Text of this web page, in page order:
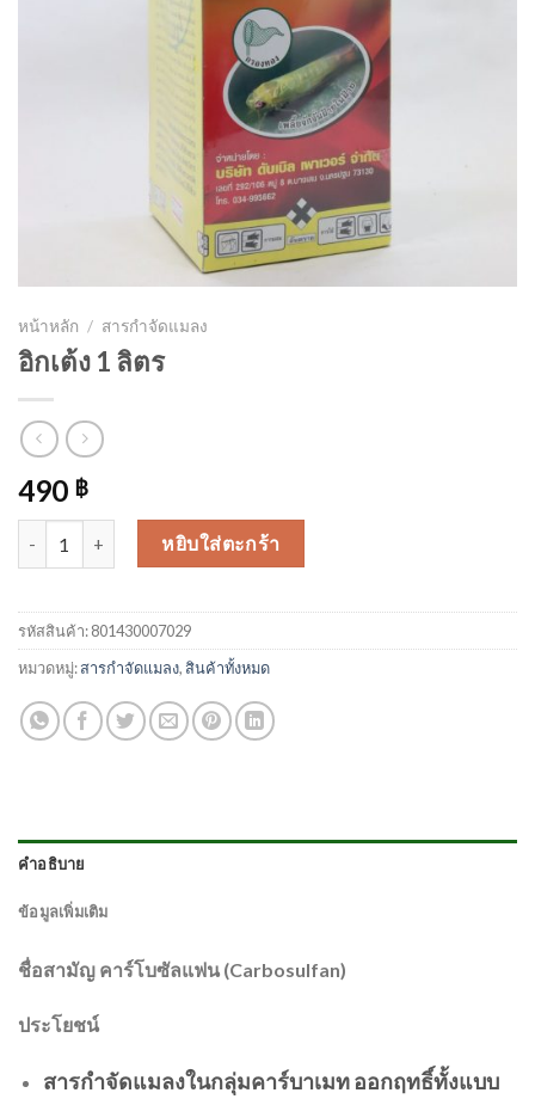
หน้าหลัก / สารกำจัดแมลง
อิกเต้ง 1 ลิตร
490 ฿
จำนวน อิกเต้ง 1 ลิตร ชิ้นหยิบใส่ตะกร้า
รหัสสินค้า:801430007029
หมวดหมู่:สารกำจัดแมลง, สินค้าทั้งหมด
คำอธิบาย
ข้อมูลเพิ่มเติม
ชื่อสามัญ คาร์โบซัลแฟน (Carbosulfan)
ประโยชน์
สารกำจัดแมลงในกลุ่มคาร์บาเมท ออกฤทธิ์ทั้งแบบ